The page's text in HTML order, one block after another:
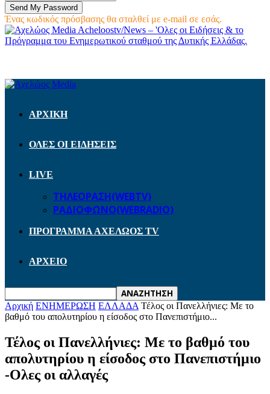
Ένας κωδικός πρόσβασης θα σταλθεί με e-mail σε εσάς.
Acheloostv/News – 'Ολες οι Ειδήσεις & το
Πρόγραμμα του Ενημερωτικού σταθμού της Δυτικής Ελλάδας.
ΑΡΧΙΚΗ
ΟΛΕΣ ΟΙ ΕΙΔΗΣΕΙΣ
LIVE
ΤΗΛΕΟΡΑΣΗ(WEBTV)
ΡΑΔΙΟΦΩΝΟ(WEBRADIO)
ΠΡΟΓΡΑΜΜΑ ΑΧΕΛΩΟΣ TV
ΑΡΧΕΙΟ
Αρχική ΕΝΗΜΕΡΩΣΗ ΕΛΛΑΔΑ Τέλος οι Πανελλήνιες: Με το
βαθμό του απολυτηρίου η είσοδος στο Πανεπιστήμιο...
Τέλος οι Πανελλήνιες: Με το βαθμό του
απολυτηρίου η είσοδος στο Πανεπιστήμιο
-Ολες οι αλλαγές